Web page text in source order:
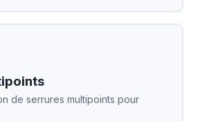
de serrures multipoints pour